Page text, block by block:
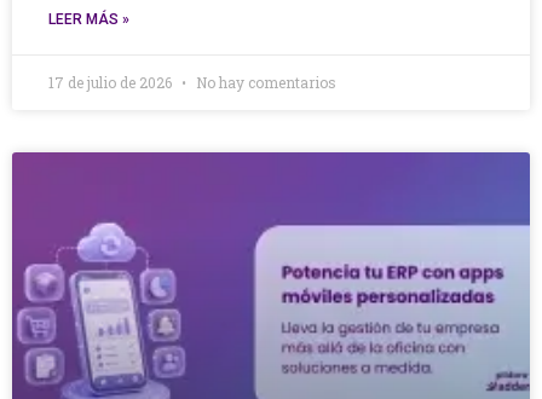
LEER MÁS »
17 de julio de 2026 No hay comentarios